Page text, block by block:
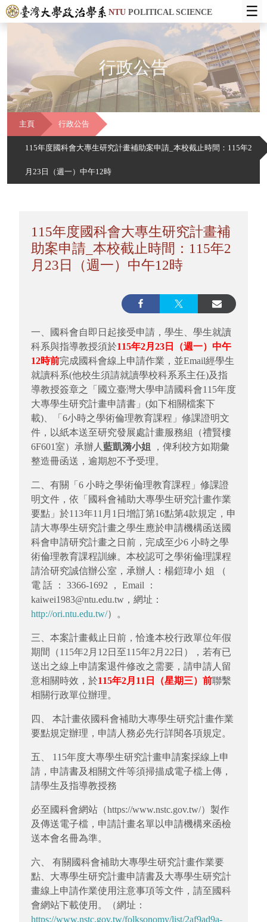
NTUPOLITICAL SCIENCE ☰
行政公告
主頁 行政公告
115年度國科會大專生研究計畫補助案申請_本校截止時間：115年2
月23日（週一）中午12時
115年度國科會大專生研究計畫補
助案申請_本校截止時間：115年2
月23日（週一）中午12時
一、國科會自即日起接受申請，學生、學生就讀
科系與指導教授須於115年2月23日（週一）中午
12時前完成國科會線上申請作業，並Email經學生
就讀科系(他校生須請就讀學校科系系主任)及指
導教授簽章之「國立臺灣大學申請國科會115年度
大專學生研究計畫申請書」(如下相關檔案下
載)、「6小時之學術倫理教育課程」修課證明文
件，以紙本送至研究發展處計畫服務組（禮賢樓
6F601室）承辦人 藍凱漪小姐
，俾利校方如期彙
整造冊函送，逾期恕不予受理。
二、有關「6 小時之學術倫理教育課程」修課證
明文件，依「國科會補助大專學生研究計畫作業
要點」於113年11月1日增訂第16點第4款規定，申
請大專學生研究計畫之學生應於申請機構函送國
科會申請研究計畫之日前，完成至少6 小時之學
術倫理教育課程訓練。本校認可之學術倫理課程
請洽研究誠信辦公室，承辦人：楊鎧瑋小 姐 （
電 話 ： 3366-1692 ， Email ：
kaiwei1983@ntu.edu.tw，網址：
http://ori.ntu.edu.tw/）。
三、本案計畫截止日前，恰逢本校行政單位年假
期間（115年2月12日至115年2月22日），若有已
送出之線上申請案退件修改之需要，請申請人留
意相關時效，於115年2月11日（星期三）前聯繫
相關行政單位辦理。
四、 本計畫依國科會補助大專學生研究計畫作業
要點規定辦理，申請人務必先行詳閱各項規定。
五、 115年度大專學生研究計畫申請案採線上申
請，申請書及相關文件等須掃描成電子檔上傳，
請學生及指導教授務
必至國科會網站（https://www.nstc.gov.tw/）製作
及傳送電子檔，申請計畫名單以申請機構來函檢
送本會名冊為準。
六、 有關國科會補助大專學生研究計畫作業要
點、大專學生研究計畫申請書及大專學生研究計
畫線上申請作業使用注意事項等文件，請至國科
會網站下載使用。（網址：
https://www.nstc.gov.tw/folksonomy/list/2af9ad9a-